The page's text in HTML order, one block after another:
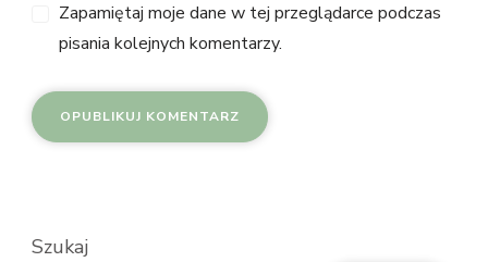
Zapamiętaj moje dane w tej przeglądarce podczas
pisania kolejnych komentarzy.
Szukaj